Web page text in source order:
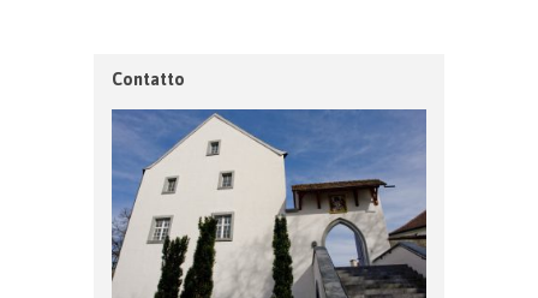
Contatto